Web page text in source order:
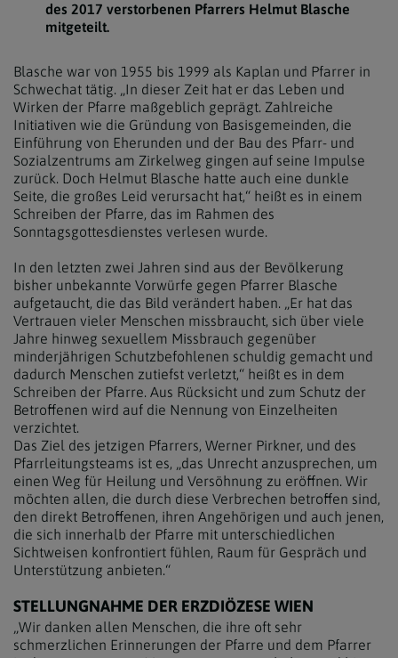
des 2017 verstorbenen Pfarrers Helmut Blasche
mitgeteilt.
Blasche war von 1955 bis 1999 als Kaplan und Pfarrer in
Schwechat tätig. „In dieser Zeit hat er das Leben und
Wirken der Pfarre maßgeblich geprägt. Zahlreiche
Initiativen wie die Gründung von Basisgemeinden, die
Einführung von Eherunden und der Bau des Pfarr- und
Sozialzentrums am Zirkelweg gingen auf seine Impulse
zurück. Doch Helmut Blasche hatte auch eine dunkle
Seite, die großes Leid verursacht hat,“ heißt es in einem
Schreiben der Pfarre, das im Rahmen des
Sonntagsgottesdienstes verlesen wurde.
In den letzten zwei Jahren sind aus der Bevölkerung
bisher unbekannte Vorwürfe gegen Pfarrer Blasche
aufgetaucht, die das Bild verändert haben. „Er hat das
Vertrauen vieler Menschen missbraucht, sich über viele
Jahre hinweg sexuellem Missbrauch gegenüber
minderjährigen Schutzbefohlenen schuldig gemacht und
dadurch Menschen zutiefst verletzt,“ heißt es in dem
Schreiben der Pfarre. Aus Rücksicht und zum Schutz der
Betroffenen wird auf die Nennung von Einzelheiten
verzichtet.
Das Ziel des jetzigen Pfarrers, Werner Pirkner, und des
Pfarrleitungsteams ist es, „das Unrecht anzusprechen, um
einen Weg für Heilung und Versöhnung zu eröffnen. Wir
möchten allen, die durch diese Verbrechen betroffen sind,
den direkt Betroffenen, ihren Angehörigen und auch jenen,
die sich innerhalb der Pfarre mit unterschiedlichen
Sichtweisen konfrontiert fühlen, Raum für Gespräch und
Unterstützung anbieten.“
STELLUNGNAHME DER ERZDIÖZESE WIEN
„Wir danken allen Menschen, die ihre oft sehr
schmerzlichen Erinnerungen der Pfarre und dem Pfarrer